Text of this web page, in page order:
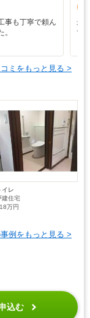
事も丁寧で頼ん
最
で
ミをもっと見る >
イレ
建住宅
万円
例をもっと見る >
込む